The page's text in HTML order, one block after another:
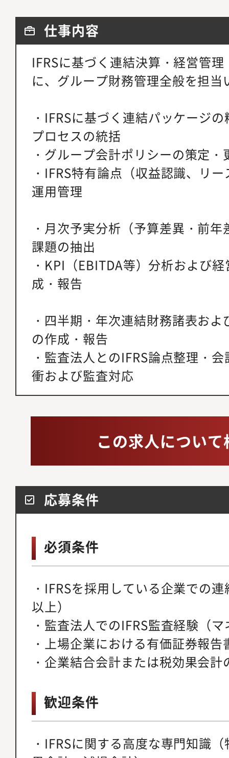
仕事内容
IFRSに基づく連結決算・経営管
に、グループ財務管理全般を担当
・IFRSに基づく連結パッケージ
プロセスの統括
・グループ会計ポリシーの策定
・IFRS特有論点（収益認識、リ
運用管理
・月次予実分析（予算差異・前
課題の抽出
・KPI（EBITDA等）分析および
成・報告
・四半期・年次連結財務諸表お
の作成・報告
・監査法人とのIFRS論点整理・
衝および監査対応
この求人につい
応募条件
必須条件
・IFRSを採用している企業での
以上）
・監査法人でのIFRS監査経験（
・上場企業における有価証券報
・企業結合会計または税効果会計
歓迎条件
・IFRSに関する高度な専門知識